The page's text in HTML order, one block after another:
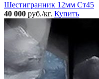
Шестигранник 12мм Ст45
40 000 руб./кг. Купить